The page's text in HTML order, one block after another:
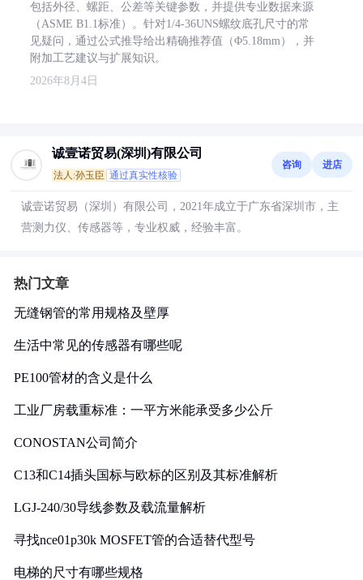
包括外径、螺距、公差等关键参数，并提供专业数据来源
（ASME B1.1标准）。针对1/4-36UNS螺纹底孔尺寸的常
见疑问，通过公式推导给出精确推荐值（Φ5.18mm），并
附加工艺建议与扩展知识。
2026年8月4日
诚壹诺贸易(深圳)有限公司
法人:孙玉臣 通过真实性核验
咨询 进店
诚壹诺贸易（深圳）有限公司，2021年成立于广东省深圳市，主
营测力仪、传感器等，专业权威，经验丰富。
热门文章
无缝钢管的常用规格及壁厚
生活中常见的传感器有哪些呢
PE100管材的含义是什么
工业厂房载重标准：一平方米能承受多少公斤
CONOSTAN公司简介
C13和C14插头国标与欧标的区别及其标准解析
LGJ-240/30导线参数及载流量解析
寻找nce01p30k MOSFET管的合适替代型号
电梯的尺寸有哪些规格